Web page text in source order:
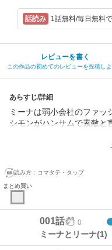
1話無料/毎日無料
レビューを書く
この作品の初めてのレビューを投稿しよ
あらすじ/詳細
ミーナは弱小会社のファ
シモンがハンサムで素敵
読み方： コマタテ・タップ
まとめ買い
001話 0
ミーナとリーナ(1)